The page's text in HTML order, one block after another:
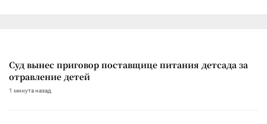
Суд вынес приговор поставщице питания детсада за
отравление детей
1 минута назад